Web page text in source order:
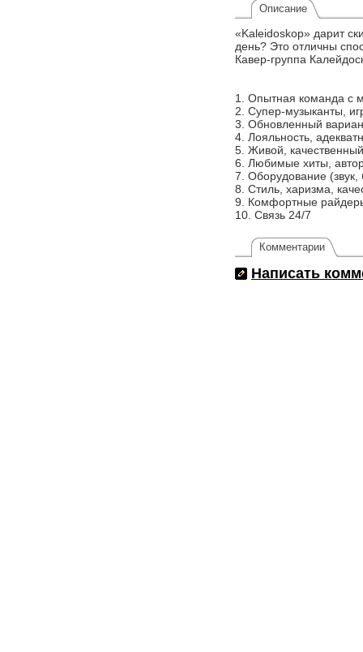
Описание
«Kaleidoskop» дарит
день? Это отличны
Кавер-группа
1. Опытная команда с
2. Супер-музыканты,
3. Обновленный
4. Лояльность,
5. Живой, качественный
6. Любимые хиты,
7. Оборудование (звук,
8. Стиль, харизма,
9. Комфортные
10. Связь 24/7
Комментарии
Написать